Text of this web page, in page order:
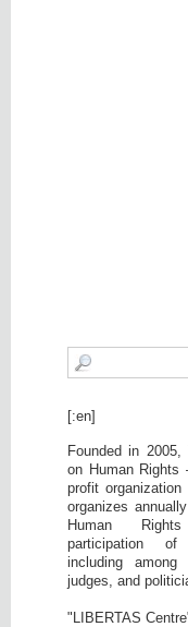
[:en]
Founded in
on Human Rights
profit
organizes
Human
participation of
including
judges, and
"LIBERTAS